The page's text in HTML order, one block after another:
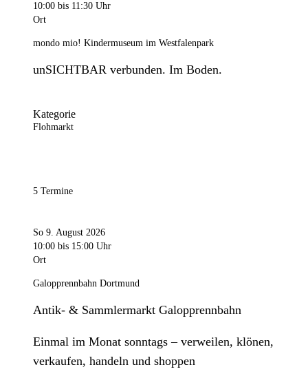
10:00 bis 11:30 Uhr
Ort
mondo mio! Kindermuseum im Westfalenpark
unSICHTBAR verbunden. Im Boden.
Kategorie
Flohmarkt
5 Termine
So 9. August 2026
10:00 bis 15:00 Uhr
Ort
Galopprennbahn Dortmund
Antik- & Sammlermarkt Galopprennbahn
Einmal im Monat sonntags – verweilen, klönen,
verkaufen, handeln und shoppen